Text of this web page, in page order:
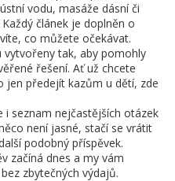
vodu, masáže dásní či
článek je doplněn o
co můžete očekávat.
vytvořeny tak, aby pomohly
řešení. Ať už chcete
jen předejít kazům u dětí, zde
i seznam nejčastějších otázek
není jasné, stačí se vrátit
podobný příspěvek.
začíná dnes a my vám
zbytečných výdajů.